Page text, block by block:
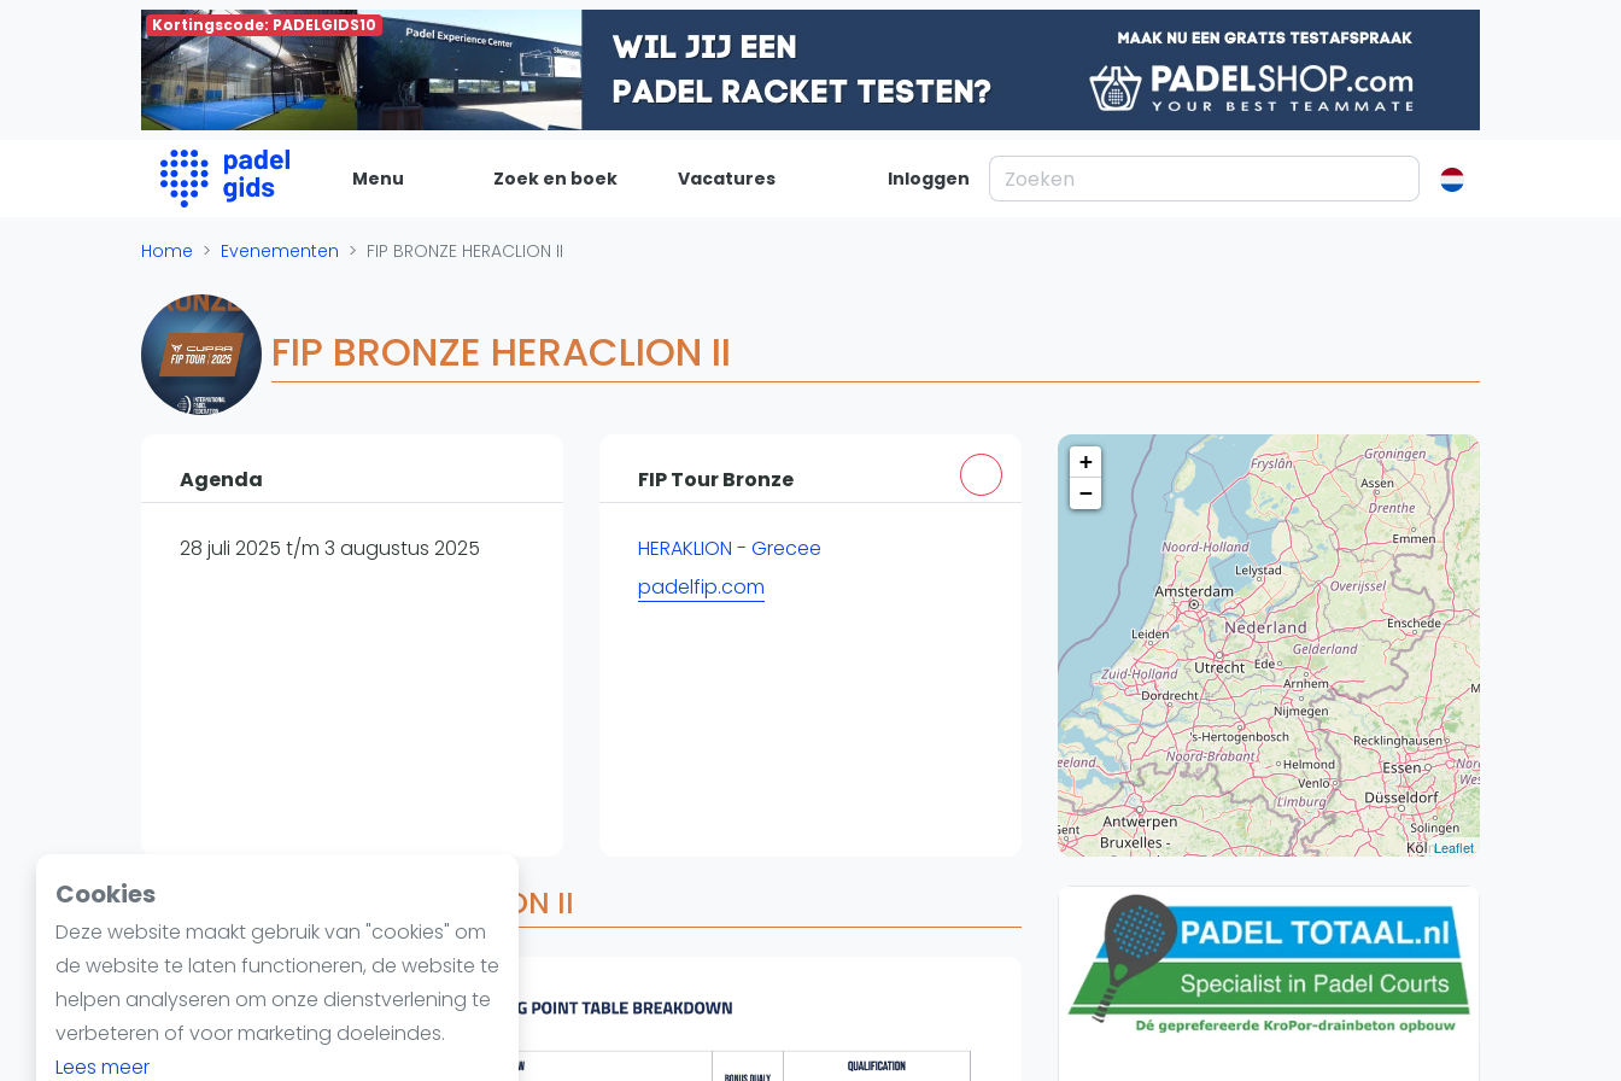
Cookies
Deze website maakt gebruik van "cookies" om
de website te laten functioneren, de website te
helpen analyseren om onze dienstverlening te
verbeteren of voor marketing doeleindes.
Lees meer
Kortingscode: PADELGIDS10
Menu
De Padel Gids
Alle padel locaties
Padelwinkels
Padelreizen
Organisatie
Banenbouwers
Overige categorien
Reserveringssystemen
Nieuws
Blog artikelen
Overige
Ranglijsten
WhatsApp
Join WhatsApp Community
Zoek en boek Vacatures Inloggen
Home Evenementen FIP BRONZE HERACLION II
FIP BRONZE HERACLION II
Agenda
28 juli 2025 t/m 3 augustus 2025
FIP Tour Bronze
HERAKLION - Grecee
padelfip.com
+
−
Leaflet
Over FIP BRONZE HERACLION II